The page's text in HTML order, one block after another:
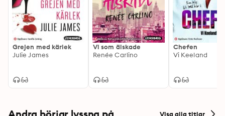
Grejen med kärlek
Julie James
Vi som älskade
Renée Carlino
Chefen
Vi Keeland
Visa alla titlar